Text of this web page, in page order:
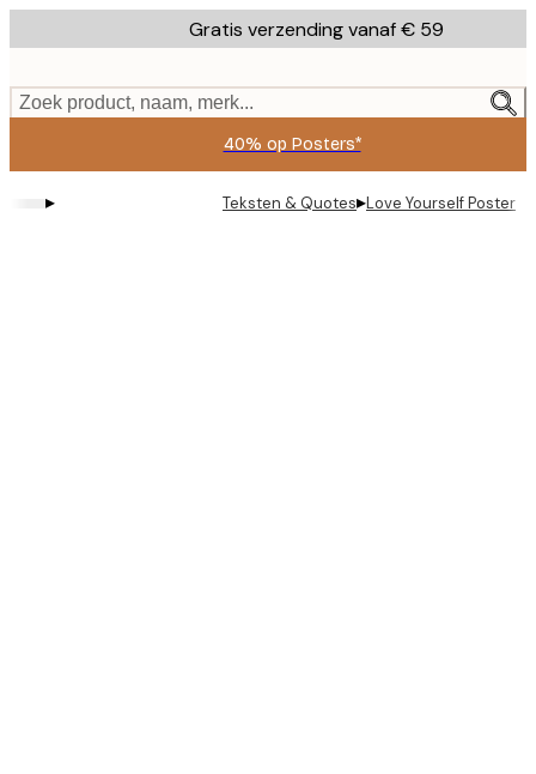
to
content.
Gratis verzending vanaf € 59
Zoek product, naam, merk...
40% op Posters*
▸ Teksten & Quotes▸Love Yourself Poster